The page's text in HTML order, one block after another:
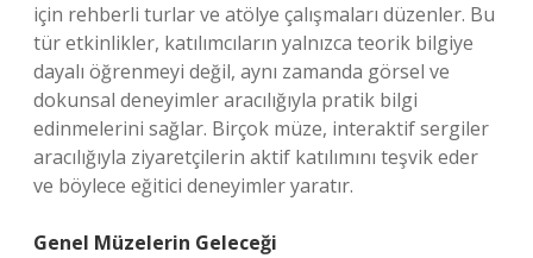
için rehberli turlar ve atölye çalışmaları düzenler. Bu
tür etkinlikler, katılımcıların yalnızca teorik bilgiye
dayalı öğrenmeyi değil, aynı zamanda görsel ve
dokunsal deneyimler aracılığıyla pratik bilgi
edinmelerini sağlar. Birçok müze, interaktif sergiler
aracılığıyla ziyaretçilerin aktif katılımını teşvik eder
ve böylece eğitici deneyimler yaratır.
Genel Müzelerin Geleceği